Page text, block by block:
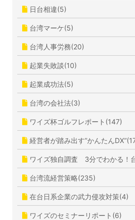
日台相違(5)
台湾マーケ(5)
台湾人事労務(20)
起業失敗談(10)
起業成功法(5)
台湾の会社法(3)
ワイズ杯ゴルフレポート(147)
経営者が踏み出す”かんたん
ワイズ独自調査 3分でわかる！
台湾流経営策略(235)
在台日系企業の武力侵攻対策(4)
ワイズのセミナーリポート(6)